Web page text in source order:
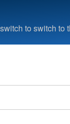
to switch to